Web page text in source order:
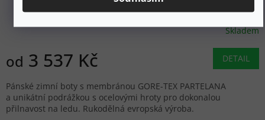
Skladem
od 3 537 Kč DETAIL
Pánské zimní boty s membránou GORE-TEX PARTELANA
a unikátní podrážkou s ocelovými hroty pro dokonalou
přilnavost na ledu. Rukodělná evropská výroba.